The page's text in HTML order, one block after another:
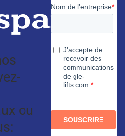
ou